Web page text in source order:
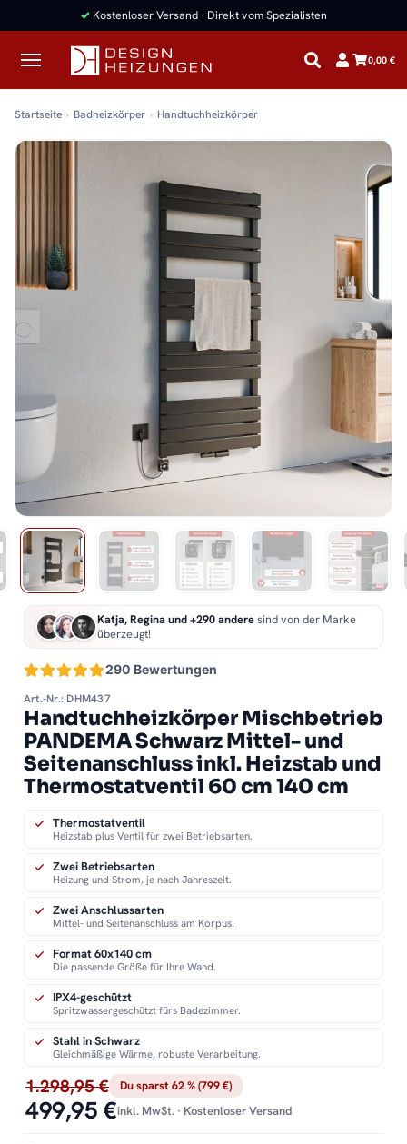
✓ Kostenloser Versand · Direkt vom Spezialisten
0,00 €
Startseite Badheizkörper Handtuchheizkörper
290 Bewertungen
Katja, Regina und +290 anderesind von der Marke
überzeugt!
Art.-Nr.: DHM437
Handtuchheizkörper Mischbetrieb
PANDEMA Schwarz Mittel- und
Seitenanschluss inkl. Heizstab und
Thermostatventil 60 cm 140 cm
1.298,95 € Du sparst 62 % (799 €)
499,95 €inkl. MwSt. · Kostenloser Versand
Thermostatventil
Heizstab plus Ventil für zwei Betriebsarten.
Zwei Betriebsarten
Heizung und Strom, je nach Jahreszeit.
Zwei Anschlussarten
Mittel- und Seitenanschluss am Korpus.
Format 60x140 cm
Die passende Größe für Ihre Wand.
IPX4-geschützt
Spritzwassergeschützt fürs Badezimmer.
Stahl in Schwarz
Gleichmäßige Wärme, robuste Verarbeitung.